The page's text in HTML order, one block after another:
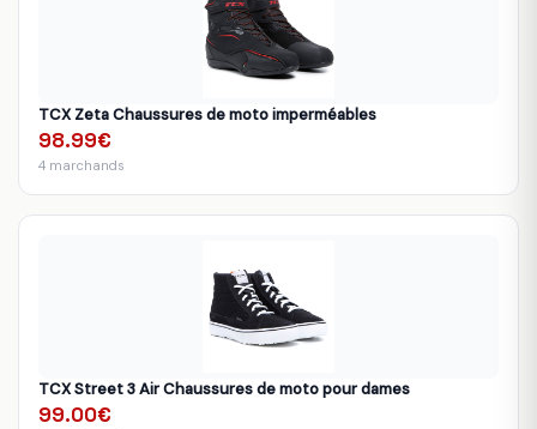
TCX Zeta Chaussures de moto imperméables
98.99€
4 marchands
TCX Street 3 Air Chaussures de moto pour dames
99.00€